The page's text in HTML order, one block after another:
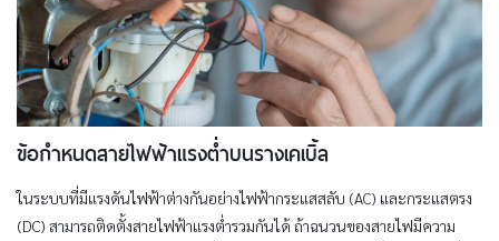
ข้อกำหนดสายไฟฟ้าแรงต่ำบนรางเคเบิ้ล
ในระบบที่มีแรงดันไฟฟ้าต่างกันอย่างไฟฟ้ากระแสสลับ (AC) และกระแสตรง
(DC) สามารถติดตั้งสายไฟฟ้าแรงต่ำรวมกันได้ ถ้าฉนวนของสายไฟมีความ